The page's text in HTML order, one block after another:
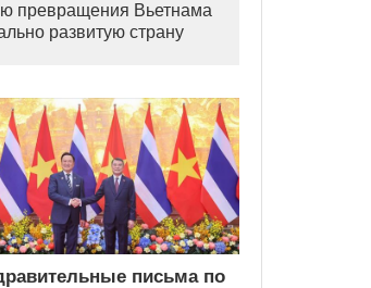
превращения Вьетнама
развитую страну
письма по